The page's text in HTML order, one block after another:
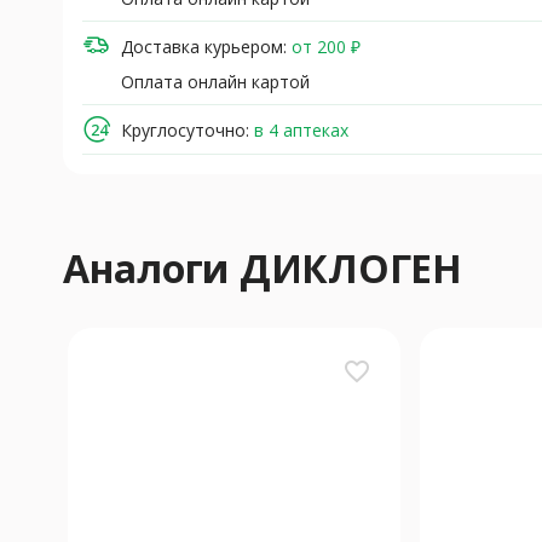
Доставка курьером: от 200 ₽
Оплата онлайн картой
Круглосуточно: в 4 аптеках
Аналоги ДИКЛОГЕН
favorite_border